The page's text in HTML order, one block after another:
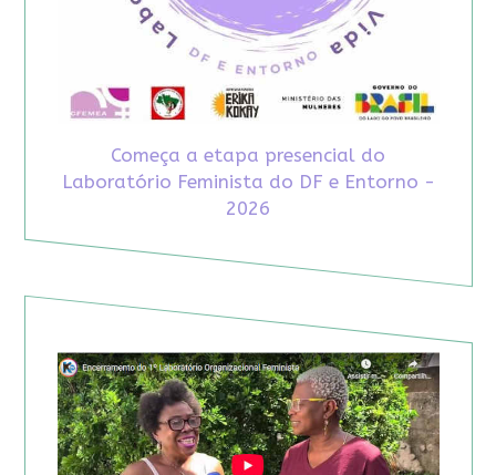
Começa a etapa presencial do
Laboratório Feminista do DF e Entorno -
2026